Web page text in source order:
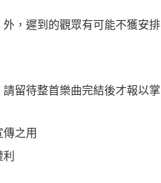
，遲到的觀眾有可能不獲安排
留待整首樂曲完結後才報以掌
之用